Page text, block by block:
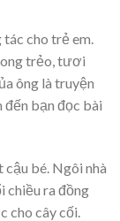
tác cho trẻ em.
trẻo, tươi
ông là truyện
đến bạn đọc bài
cậu bé. Ngôi nhà
chiều ra đồng
cây cối.